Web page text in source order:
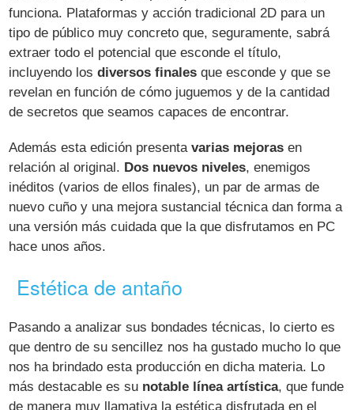
funciona. Plataformas y acción tradicional 2D para un
tipo de público muy concreto que, seguramente, sabrá
extraer todo el potencial que esconde el título,
incluyendo losdiversos finales que esconde y que se
revelan en función de cómo juguemos y de la cantidad
de secretos que seamos capaces de encontrar.
Además esta edición presentavarias mejoras en
relación al original. Dos nuevos niveles, enemigos
inéditos (varios de ellos finales), un par de armas de
nuevo cuño y una mejora sustancial técnica dan forma a
una versión más cuidada que la que disfrutamos en PC
hace unos años.
Estética de antaño
Pasando a analizar sus bondades técnicas, lo cierto es
que dentro de su sencillez nos ha gustado mucho lo que
nos ha brindado esta producción en dicha materia. Lo
más destacable es su notable línea artística, que funde
de manera muy llamativa la estética disfrutada en el